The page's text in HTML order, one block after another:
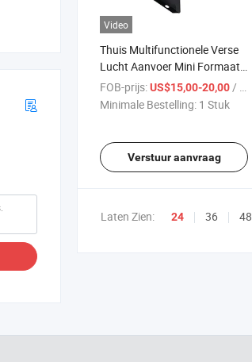
Video
Thuis Multifunctionele Verse
Lucht Aanvoer Mini Formaat
Ontwerp Hoge Prestaties
Centrifugale Luchtkanaal
FOB-prijs:US$15,00-20,00 / Stuk
Minimale Bestelling: 1 Stuk
Verstuur aanvraag
Laten Zien: 24 36 48